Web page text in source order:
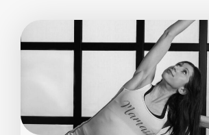
PagePage PagePagePage